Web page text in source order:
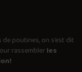
poutines, on s’est dit
rassemblerles